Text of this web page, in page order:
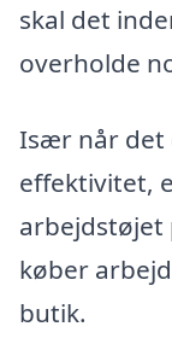
skal det
overholde
Især når
effektivitet,
arbejdstøjet
køber
butik.